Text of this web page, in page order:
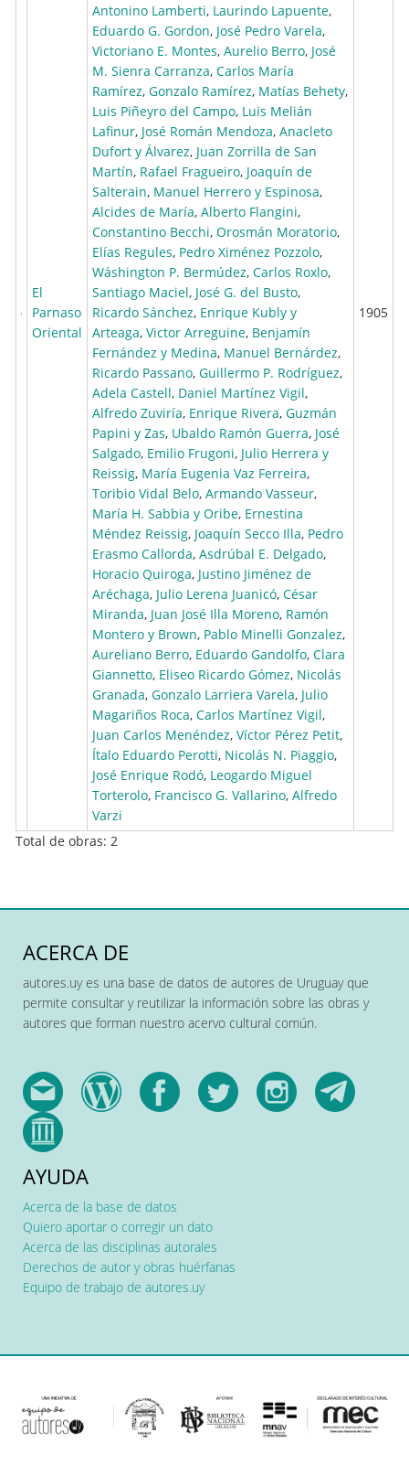
El
Parnaso
Oriental
Antonino Lamberti, Laurindo Lapuente,
Eduardo G. Gordon, José Pedro Varela,
Victoriano E. Montes, Aurelio Berro, José
M. Sienra Carranza, Carlos María
Ramírez, Gonzalo Ramírez, Matías Behety,
Luis Piñeyro del Campo, Luis Melián
Lafinur, José Román Mendoza, Anacleto
Dufort y Álvarez, Juan Zorrilla de San
Martín, Rafael Fragueiro, Joaquín de
Salterain, Manuel Herrero y Espinosa,
Alcides de María, Alberto Flangini,
Constantino Becchi, Orosmán Moratorio,
Elías Regules, Pedro Ximénez Pozzolo,
Wáshington P. Bermúdez, Carlos Roxlo,
Santiago Maciel, José G. del Busto,
Ricardo Sánchez, Enrique Kubly y
Arteaga, Victor Arreguine, Benjamín
Fernández y Medina, Manuel Bernárdez,
Ricardo Passano, Guillermo P. Rodríguez,
Adela Castell, Daniel Martínez Vigil,
Alfredo Zuviría, Enrique Rivera, Guzmán
Papini y Zas, Ubaldo Ramón Guerra, José
Salgado, Emilio Frugoni, Julio Herrera y
Reissig, María Eugenia Vaz Ferreira,
Toribio Vidal Belo, Armando Vasseur,
María H. Sabbia y Oribe, Ernestina
Méndez Reissig, Joaquín Secco Illa, Pedro
Erasmo Callorda, Asdrúbal E. Delgado,
Horacio Quiroga, Justino Jiménez de
Aréchaga, Julio Lerena Juanicó, César
Miranda, Juan José Illa Moreno, Ramón
Montero y Brown, Pablo Minelli Gonzalez,
Aureliano Berro, Eduardo Gandolfo, Clara
Giannetto, Eliseo Ricardo Gómez, Nicolás
Granada, Gonzalo Larriera Varela, Julio
Magariños Roca, Carlos Martínez Vigil,
Juan Carlos Menéndez, Víctor Pérez Petit,
Ítalo Eduardo Perotti, Nicolás N. Piaggio,
José Enrique Rodó, Leogardo Miguel
Torterolo, Francisco G. Vallarino, Alfredo
Varzi
1905
Total de obras: 2
ACERCA DE
autores.uy es una base de datos de autores de Uruguay que
permite consultar y reutilizar la información sobre las obras y
autores que forman nuestro acervo cultural común.
AYUDA
Acerca de la base de datos
Quiero aportar o corregir un dato
Acerca de las disciplinas autorales
Derechos de autor y obras huérfanas
Equipo de trabajo de autores.uy